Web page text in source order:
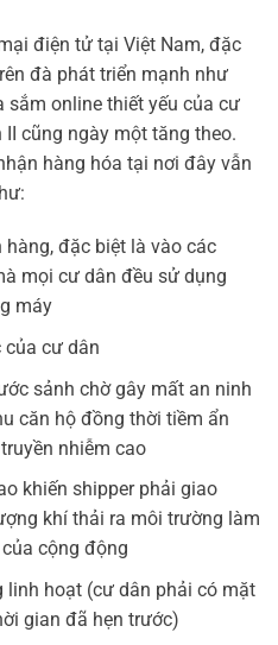
điện tử tại Việt Nam, đặc
đà phát triển mạnh như
sắm online thiết yếu của cư
II cũng ngày một tăng theo.
hàng hóa tại nơi đây vẫn
hàng, đặc biệt là vào các
mọi cư dân đều sử dụng
máy
của cư dân
sảnh chờ gây mất an ninh
căn hộ đồng thời tiềm ẩn
nhiễm cao
khiến shipper phải giao
khí thải ra môi trường làm
cộng động
linh hoạt (cư dân phải có mặt
gian đã hẹn trước)